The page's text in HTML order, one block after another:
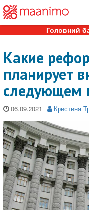
Головний
Какие
планирует
следующем
06.09.2021 Кристина